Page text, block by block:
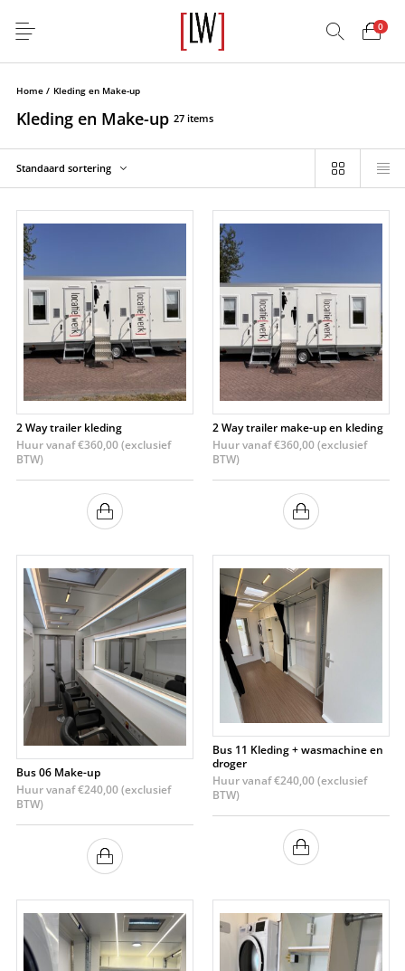
0
Home / Kleding en Make-up
Kleding en Make-up 27 items
Standaard sortering
2 Way trailer kleding
Huur vanaf€360,00(exclusief
BTW)
2 Way trailer make-up en kleding
Huur vanaf€360,00(exclusief
BTW)
Bus 06 Make-up
Huur vanaf€240,00(exclusief
BTW)
Bus 11 Kleding + wasmachine en
droger
Huur vanaf€240,00(exclusief
BTW)